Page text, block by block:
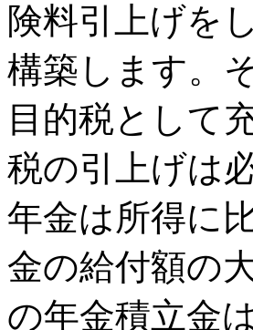
険料引上げを
構築します。
目的税として
税の引上げは
年金は所得に
金の給付額の
の年金積立金